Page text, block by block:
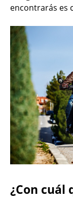
encontrarás es
¿Con cuál